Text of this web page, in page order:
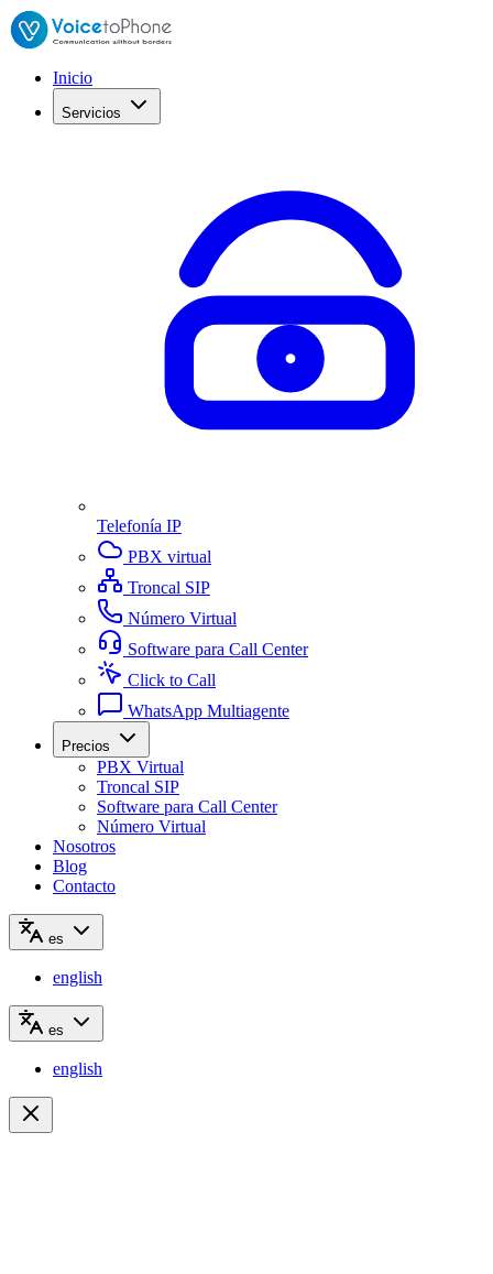
Inicio
Servicios
Telefonía IP
PBX virtual
Troncal SIP
Número Virtual
Software para Call Center
Click to Call
WhatsApp Multiagente
Precios
PBX Virtual
Troncal SIP
Software para Call Center
Número Virtual
Nosotros
Blog
Contacto
es
english
es
english